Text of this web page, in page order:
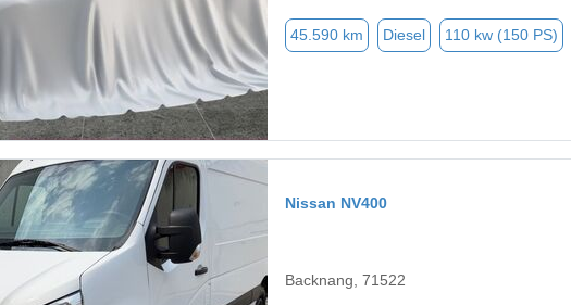
45.590 km Diesel 110 kw (150 PS)
Nissan NV400
Backnang, 71522